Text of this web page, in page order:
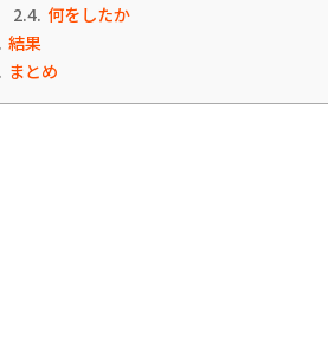
2.4 何をしたか
結果
まとめ